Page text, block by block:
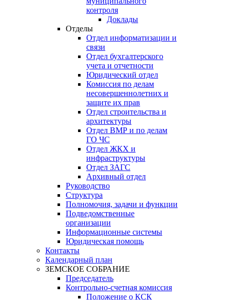
контроля
Доклады
Отделы
Отдел информатизации и
связи
Отдел бухгалтерского
учета и отчетности
Юридический отдел
Комиссия по делам
несовершеннолетних и
защите их прав
Отдел строительства и
архитектуры
Отдел ВМР и по делам
ГО ЧС
Отдел ЖКХ и
инфраструктуры
Отдел ЗАГС
Архивный отдел
Руководство
Структура
Полномочия, задачи и функции
Подведомственные
организации
Информационные системы
Юридическая помощь
Контакты
Календарный план
ЗЕМСКОЕ СОБРАНИЕ
Председатель
Контрольно-счетная комиссия
Положение о КСК